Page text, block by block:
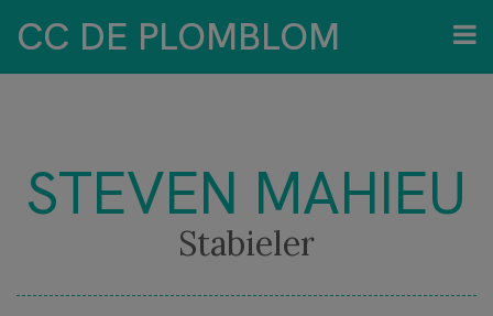
CC DE PLOMBLOM
STEVEN MAHIEU
Stabieler